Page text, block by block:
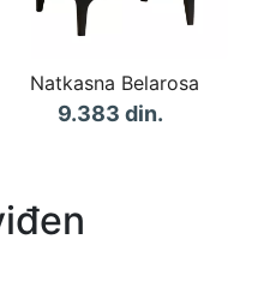
Natkasna Belarosa
9.383 din.